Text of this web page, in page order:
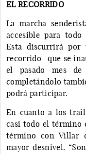
EL RECORRIDO
La marcha
accesible para
Esta discurrirá por
recorrido- que se
el pasado mes
completándolo
podrá participar.
En cuanto a los
casi todo el término
término con Villar
mayor desnivel.